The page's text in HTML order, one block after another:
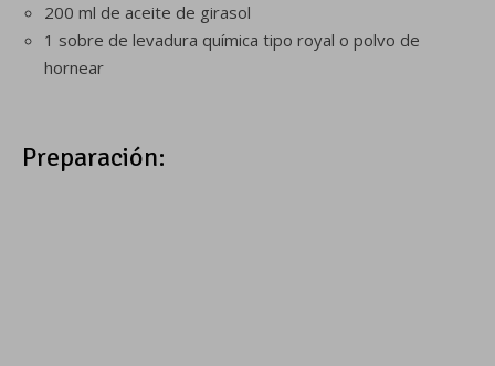
200 ml de aceite de girasol
1 sobre de levadura química tipo royal o polvo de
hornear
Preparación: